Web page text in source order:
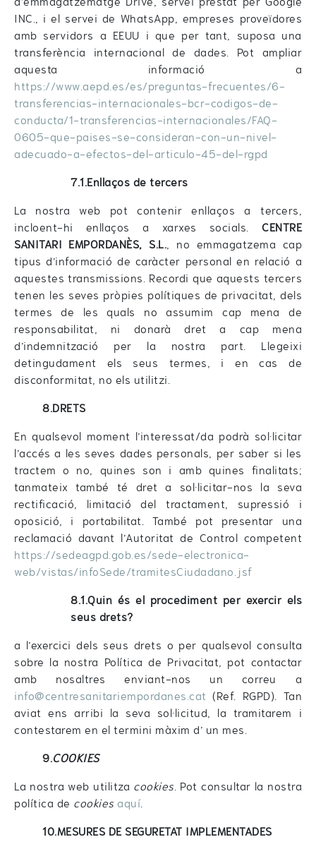
INC., i el servei de WhatsApp, empreses proveïdores
amb servidors a EEUU i que per tant, suposa una
transferència internacional de dades. Pot ampliar
aquesta informació a
https://www.aepd.es/es/preguntas-frecuentes/6-
transferencias-internacionales-bcr-codigos-de-
conducta/1-transferencias-internacionales/FAQ-
0605-que-paises-se-consideran-con-un-nivel-
adecuado-a-efectos-del-articulo-45-del-rgpd
7.1.Enllaços de tercers
La nostra web pot contenir enllaços a tercers,
incloent-hi enllaços a xarxes socials. CENTRE
SANITARI EMPORDANÈS, S.L., no emmagatzema cap
tipus d’informació de caràcter personal en relació a
aquestes transmissions. Recordi que aquests tercers
tenen les seves pròpies polítiques de privacitat, dels
termes de les quals no assumim cap mena de
responsabilitat, ni donarà dret a cap mena
d’indemnització per la nostra part. Llegeixi
detingudament els seus termes, i en cas de
disconformitat, no els utilitzi.
8.DRETS
En qualsevol moment l’interessat/da podrà sol·licitar
l’accés a les seves dades personals, per saber si les
tractem o no, quines son i amb quines finalitats;
tanmateix també té dret a sol·licitar-nos la seva
rectificació, limitació del tractament, supressió i
oposició, i portabilitat. També pot presentar una
reclamació davant l’Autoritat de Control competent
https://sedeagpd.gob.es/sede-electronica-
web/vistas/infoSede/tramitesCiudadano.jsf
8.1.Quin és el procediment per exercir els
seus drets?
a l’exercici dels seus drets o per qualsevol consulta
sobre la nostra Política de Privacitat, pot contactar
amb nosaltres enviant-nos un correu a
info@centresanitariempordanes.cat (Ref. RGPD). Tan
aviat ens arribi la seva sol·licitud, la tramitarem i
contestarem en el termini màxim d’ un mes.
9.COOKIES
La nostra web utilitza cookies. Pot consultar la nostra
política de cookies aquí.
10.MESURES DE SEGURETAT IMPLEMENTADES